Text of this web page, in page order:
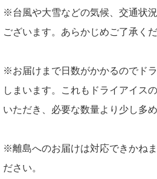
※台風や大雪などの気候、交通状
ございます。あらかじめご了承くだ
※お届けまで日数がかかるのでド
しまいます。これもドライアイス
いただき、必要な数量より少し多
※離島へのお届けは対応できかね
ださい。